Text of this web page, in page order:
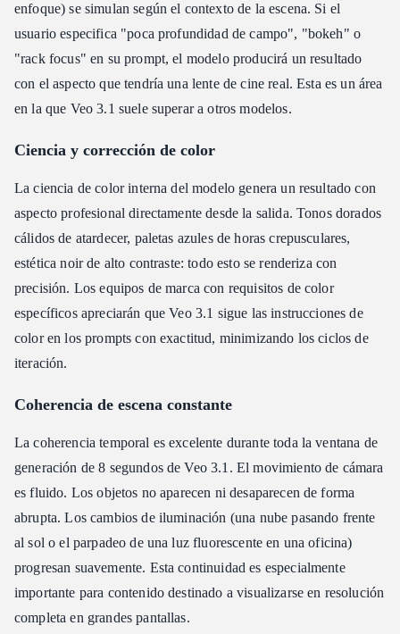
enfoque) se simulan según el contexto de la escena. Si el
usuario especifica "poca profundidad de campo", "bokeh" o
"rack focus" en su prompt, el modelo producirá un resultado
con el aspecto que tendría una lente de cine real. Esta es un área
en la que Veo 3.1 suele superar a otros modelos.
Ciencia y corrección de color
La ciencia de color interna del modelo genera un resultado con
aspecto profesional directamente desde la salida. Tonos dorados
cálidos de atardecer, paletas azules de horas crepusculares,
estética noir de alto contraste: todo esto se renderiza con
precisión. Los equipos de marca con requisitos de color
específicos apreciarán que Veo 3.1 sigue las instrucciones de
color en los prompts con exactitud, minimizando los ciclos de
iteración.
Coherencia de escena constante
La coherencia temporal es excelente durante toda la ventana de
generación de 8 segundos de Veo 3.1. El movimiento de cámara
es fluido. Los objetos no aparecen ni desaparecen de forma
abrupta. Los cambios de iluminación (una nube pasando frente
al sol o el parpadeo de una luz fluorescente en una oficina)
progresan suavemente. Esta continuidad es especialmente
importante para contenido destinado a visualizarse en resolución
completa en grandes pantallas.